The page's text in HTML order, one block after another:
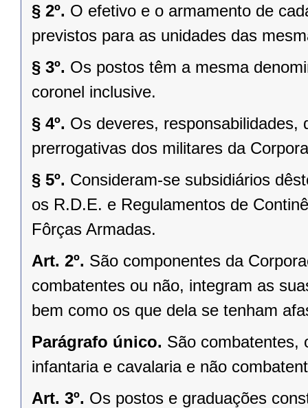
§ 2º. O efetivo e o armamento de
previstos para as unidades das
§ 3º. Os postos têm a mesma
coronel inclusive.
§ 4º. Os deveres, responsabilidades,
prerrogativas dos militares da
§ 5º. Consideram-se subsidiários
os R.D.E. e Regulamentos de
Fôrças Armadas.
Art. 2º. São componentes da
combatentes ou não, integram as
bem como os que dela se tenham
Parágrafo único. São combatentes,
infantaria e cavalaria e não
Art. 3º. Os postos e graduações